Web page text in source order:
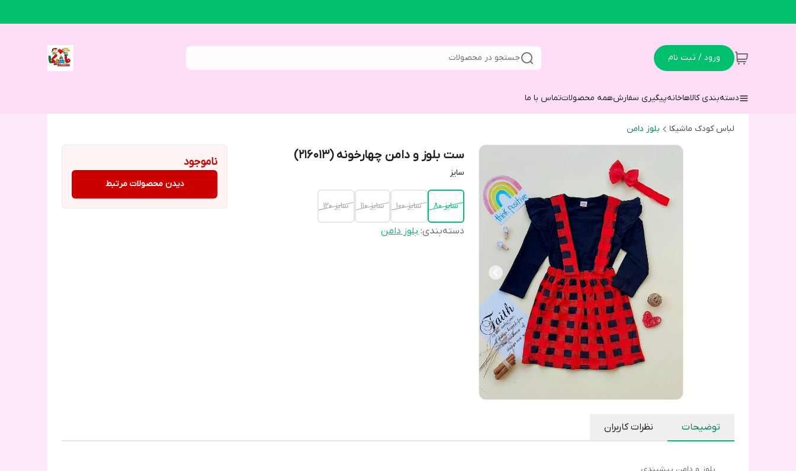
ورود / ثبت نام جستجو در محصولات
دسته‌بندی کالاهاخانهپیگیری سفارشهمه محصولاتتماس با ما
لباس کودک ماشیکا بلوز دامن
ست بلوز و دامن چهارخونه (216013)
سایز
سایز ۸۰ سایز ۱۰۰ سایز ۱۱۰ سایز ۱۲۰
دسته‌بندی:بلوز دامن
ناموجود
دیدن محصولات مرتبط
توضیحات نظرات کاربران